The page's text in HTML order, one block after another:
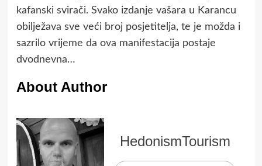
kafanski svirači. Svako izdanje vašara u Karancu
obilježava sve veći broj posjetitelja, te je možda i
sazrilo vrijeme da ova manifestacija postaje
dvodnevna…
About Author
HedonismTourism